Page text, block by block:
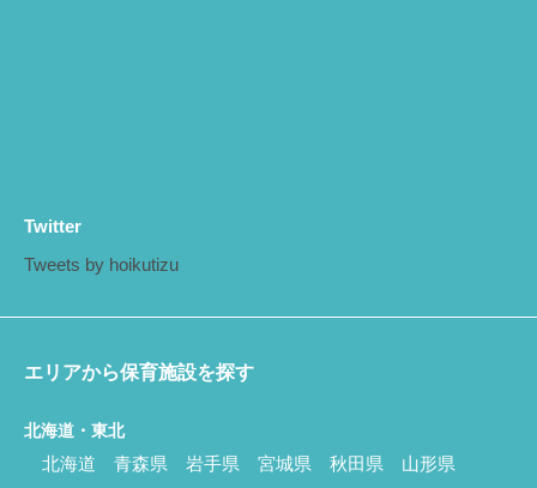
Twitter
Tweets by hoikutizu
エリアから保育施設を探す
北海道・東北
北海道 青森県 岩手県 宮城県 秋田県
山形県